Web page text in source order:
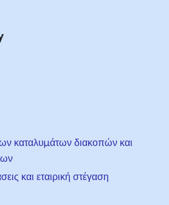
καταλυμάτων διακοπών και
και εταιρική στέγαση